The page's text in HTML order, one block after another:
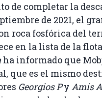
de completar la
de 2021, el
roca fosfórica del
en la lista de la
ha informado que
que es el mismo
Georgios Py Amis